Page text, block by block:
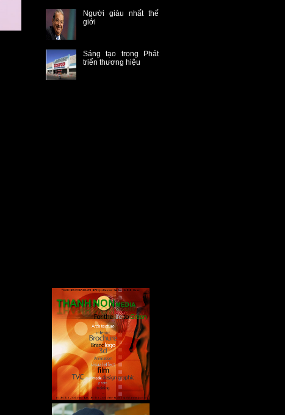
Người giàu nhất thế
giới
Sáng tạo trong Phát
triển thương hiệu